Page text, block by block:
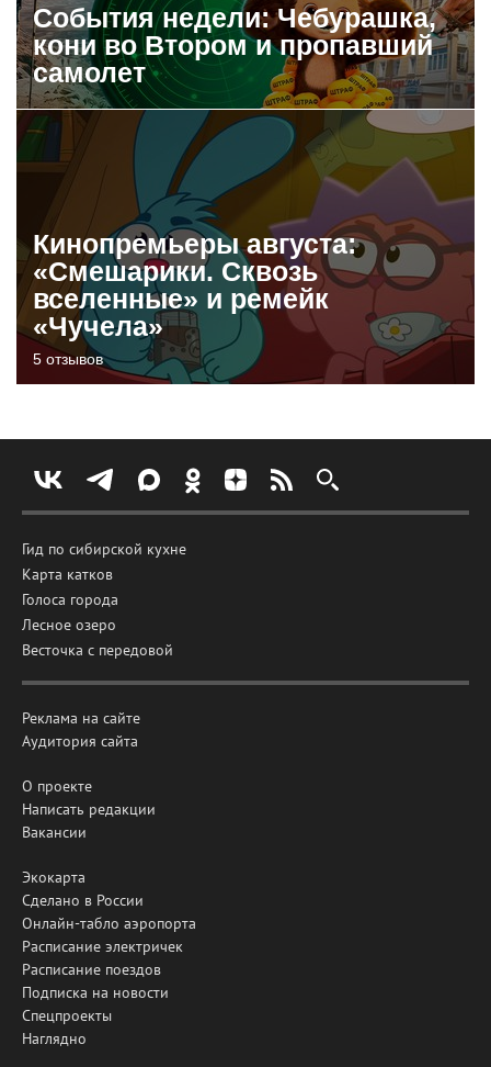
События недели: Чебурашка,
кони во Втором и пропавший
самолет
Кинопремьеры августа:
«Смешарики. Сквозь
вселенные» и ремейк
«Чучела»
5 отзывов
Гид по сибирской кухне
Карта катков
Голоса города
Лесное озеро
Весточка с передовой
Реклама на сайте
Аудитория сайта
О проекте
Написать редакции
Вакансии
Экокарта
Сделано в России
Онлайн-табло аэропорта
Расписание электричек
Расписание поездов
Подписка на новости
Спецпроекты
Наглядно